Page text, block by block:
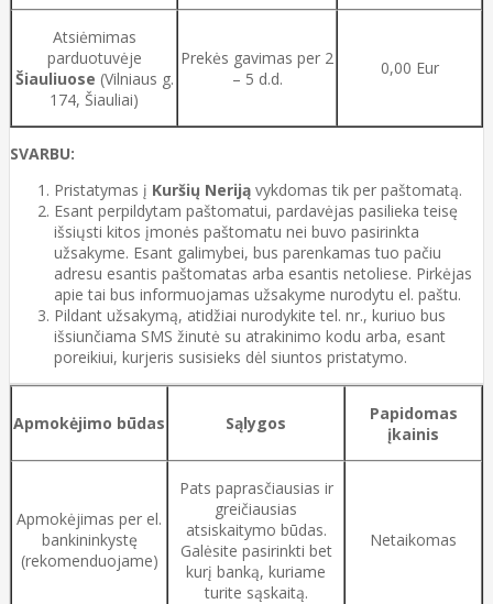
Atsiėmimas
parduotuvėje
Šiauliuose (Vilniaus g.
174, Šiauliai)
Prekės gavimas per 2
– 5 d.d.
0,00 Eur
SVARBU:
Pristatymas į Kuršių Neriją vykdomas tik per paštomatą.
Esant perpildytam paštomatui, pardavėjas pasilieka teisę
išsiųsti kitos įmonės paštomatu nei buvo pasirinkta
užsakyme. Esant galimybei, bus parenkamas tuo pačiu
adresu esantis paštomatas arba esantis netoliese. Pirkėjas
apie tai bus informuojamas užsakyme nurodytu el. paštu.
Pildant užsakymą, atidžiai nurodykite tel. nr., kuriuo bus
išsiunčiama SMS žinutė su atrakinimo kodu arba, esant
poreikiui, kurjeris susisieks dėl siuntos pristatymo.
Apmokėjimo būdas Sąlygos
Papidomas
įkainis
Apmokėjimas per el.
bankininkystę
(rekomenduojame)
Pats paprasčiausias ir
greičiausias
atsiskaitymo būdas.
Galėsite pasirinkti bet
kurį banką, kuriame
turite sąskaitą.
Netaikomas